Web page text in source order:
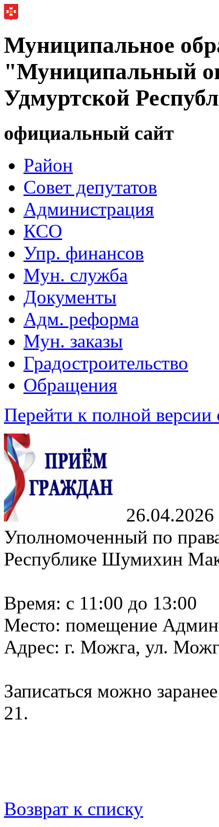
Муниципальное
"Муниципальный
Удмуртской
официальный сайт
Район
Совет депутатов
Администрация
КСО
Упр. финансов
Мун. служба
Документы
Адм. реформа
Мун. заказы
Градостроительство
Обращения
Перейти к полной версии
26.04.2026
Уполномоченный по
Республике Шумихин
Время: с 11:00 до 13:00
Место: помещение
Адрес: г. Можга, ул.
Записаться можно
21.
Возврат к списку